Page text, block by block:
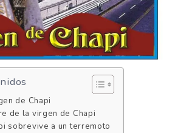
de Chapi
de la virgen de Chapi
sobrevive a un terremoto